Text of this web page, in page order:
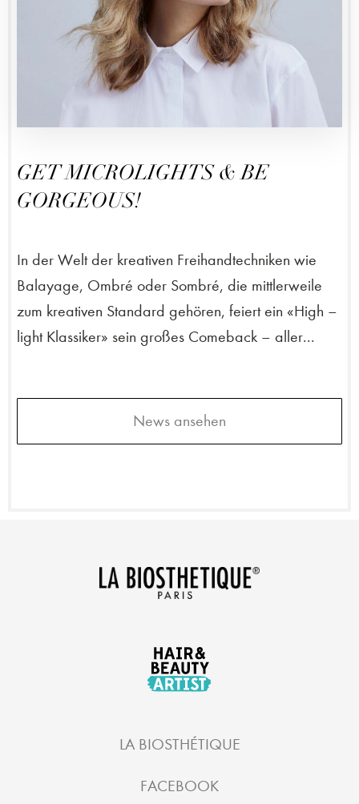
GET MICROLIGHTS & BE
GORGEOUS!
In der Welt der kreativen Freihandtechniken wie
Balayage, Ombré oder Sombré, die mittlerweile
zum kreativen Standard gehören, feiert ein «High –
light Klassiker» sein großes Comeback – aller...
News ansehen
LA BIOSTHÉTIQUE
FACEBOOK